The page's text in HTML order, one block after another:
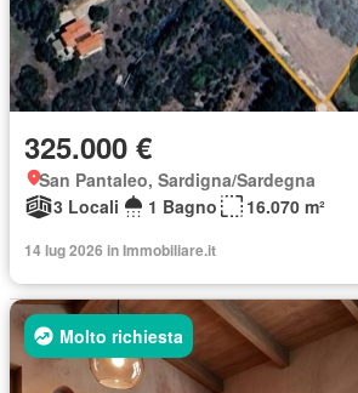
325.000 €
San Pantaleo, Sardigna/Sardegna
3 Locali
1 Bagno 16.070 m²
14 lug 2026 in Immobiliare.it
Molto richiesta